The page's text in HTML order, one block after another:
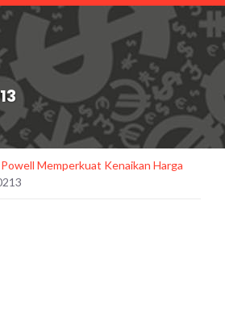
Memperkuat Kenaikan Harga